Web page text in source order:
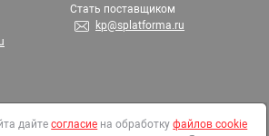
Стать поставщиком
kp@splatforma.ru
дайтесогласие на обработкуфайлов cookie